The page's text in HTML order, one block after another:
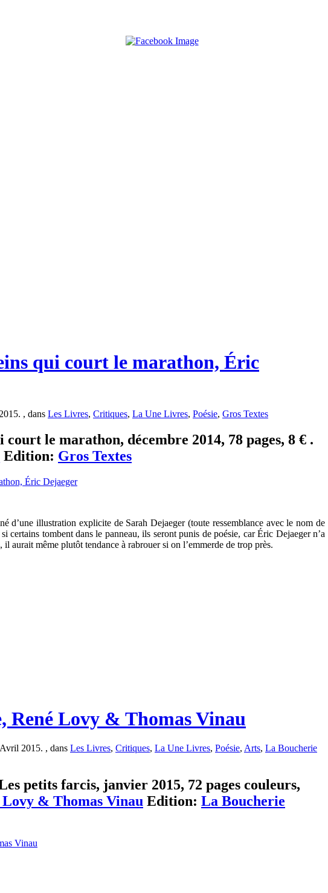
qui court le marathon, Éric
, dans Les Livres, Critiques, La Une Livres, Poésie, Gros Textes
court le marathon, décembre 2014, 78 pages, 8 € .
Edition: Gros Textes
d’une illustration explicite de Sarah Dejaeger (toute ressemblance avec le nom de
certains tombent dans le panneau, ils seront punis de poésie, car Éric Dejaeger n’a
il aurait même plutôt tendance à rabrouer si on l’emmerde de trop près.
René Lovy & Thomas Vinau
2015. , dans Les Livres, Critiques, La Une Livres, Poésie, Arts, La Boucherie
petits farcis, janvier 2015, 72 pages couleurs,
Lovy & Thomas Vinau Edition: La Boucherie